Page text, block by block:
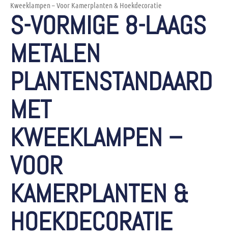
Kweeklampen – Voor Kamerplanten & Hoekdecoratie
S-VORMIGE 8-LAAGS
METALEN
PLANTENSTANDAARD
MET
KWEEKLAMPEN –
VOOR
KAMERPLANTEN &
HOEKDECORATIE